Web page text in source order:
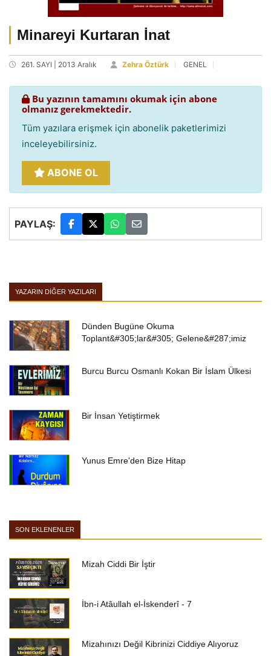
Minareyi Kurtaran İnat
261. SAYI | 2013 Aralık Zehra Öztürk GENEL
Bu yazının tamamını okumak için abone
olmanız gerekmektedir.
Tüm yazılara erişmek için abonelik paketlerimizi
inceleyebilirsiniz.
ABONE OL
PAYLAŞ:
YAZARIN DIĞER YAZILARI
Dünden Bugüne Okuma
Toplant&#305;lar&#305; Gelene&#287;imiz
Burcu Burcu Osmanlı Kokan Bir İslam Ülkesi
Bir İnsan Yetiştirmek
Yunus Emre'den Bize Hitap
SON EKLENENLER
Mizah Ciddi Bir İştir
İbn-i Atâullah el-İskenderî - 7
Mizahınızı Değil Kibrinizi Ciddiye Alıyoruz